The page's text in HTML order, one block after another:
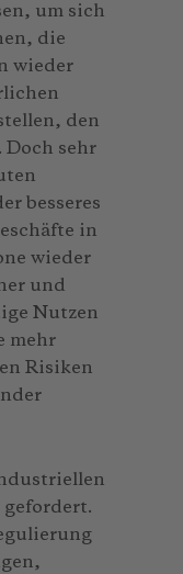
um sich
die
wieder
den
Doch sehr
besseres
in
wieder
und
Nutzen
mehr
Risiken